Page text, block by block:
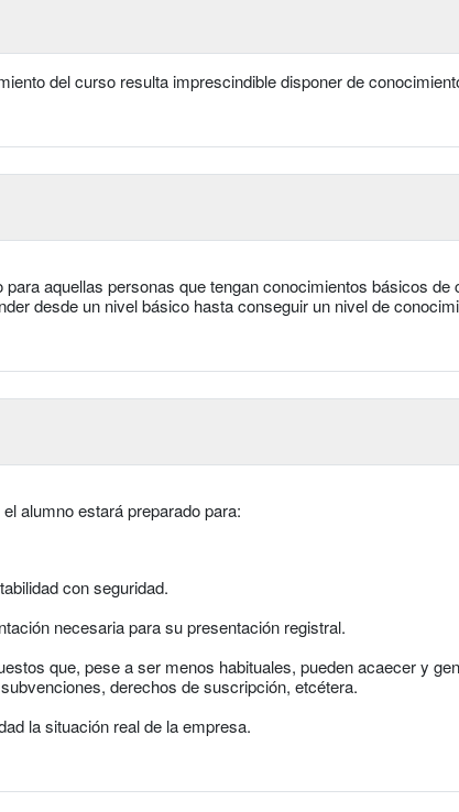
del curso resulta imprescindible disponer de
aquellas personas que tengan conocimientos básicos de
desde un nivel básico hasta conseguir un nivel de
alumno estará preparado para:
con seguridad.
necesaria para su presentación registral.
que, pese a ser menos habituales, pueden acaecer y
derechos de suscripción, etcétera.
la situación real de la empresa.